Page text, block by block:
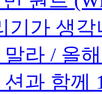
가 생각
라 / 올
과 함께